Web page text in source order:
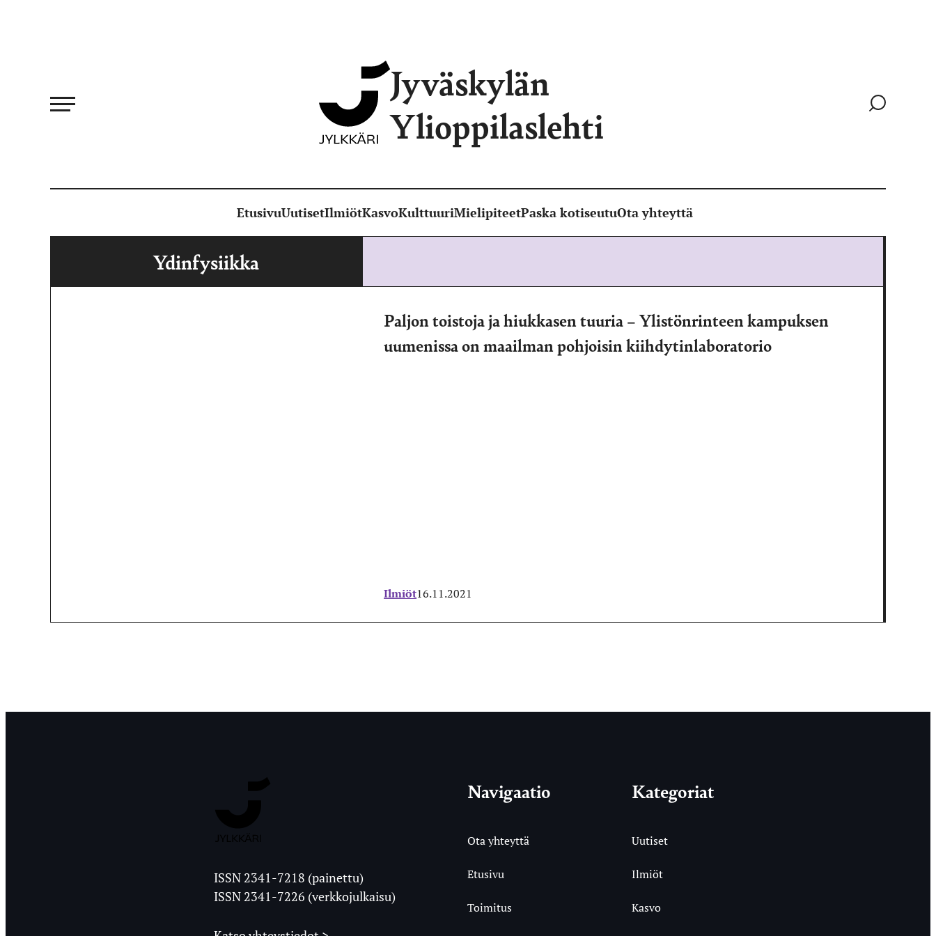
Jyväskylän
Ylioppilaslehti
Siirry
EtusivuUutisetIlmiötKasvoKulttuuriMielipiteetPaska kotiseutuOta yhteyttä
Ydinfysiikka
Paljon toistoja ja hiukkasen tuuria – Ylistönrinteen kampuksen
uumenissa on maailman pohjoisin kiihdytinlaboratorio
Ilmiöt16.11.2021
Ylioppilaslehti
ISSN 2341-7218 (painettu)
ISSN 2341-7226 (verkkojulkaisu)
Navigaatio
Ota yhteyttä
Etusivu
Toimitus
Kategoriat
Uutiset
Ilmiöt
Kasvo